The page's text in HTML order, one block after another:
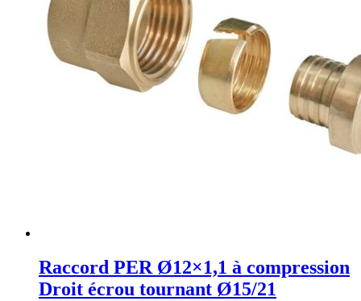
Raccord PER Ø12×1,1 à compression
Droit écrou tournant Ø15/21